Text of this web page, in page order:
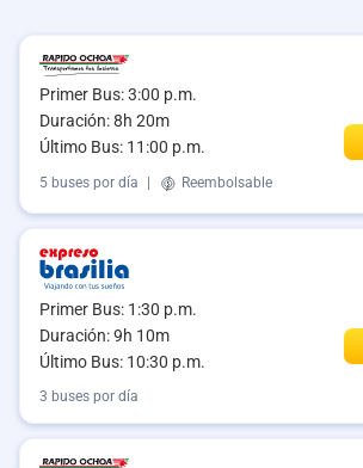
Primer Bus: 3:00 p.m.
Duración: 8h 20m
Último Bus: 11:00 p.m.
5 buses por día Reembolsable
Primer Bus: 1:30 p.m.
Duración: 9h 10m
Último Bus: 10:30 p.m.
3 buses por día